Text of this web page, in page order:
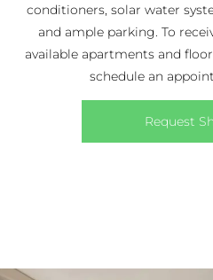
conditioners, solar water
and ample parking. To
available apartments and
schedule an
Request